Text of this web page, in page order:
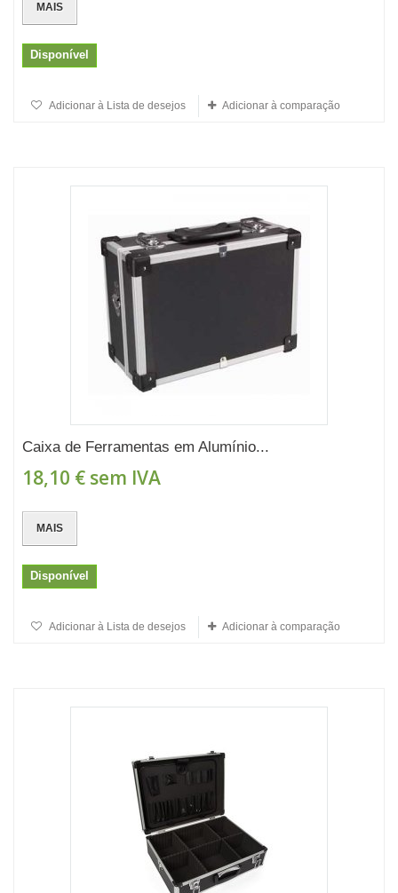
MAIS
Disponível
Adicionar à Lista de desejos Adicionar à comparação
Caixa de Ferramentas em Alumínio...
18,10 € sem IVA
MAIS
Disponível
Adicionar à Lista de desejos Adicionar à comparação